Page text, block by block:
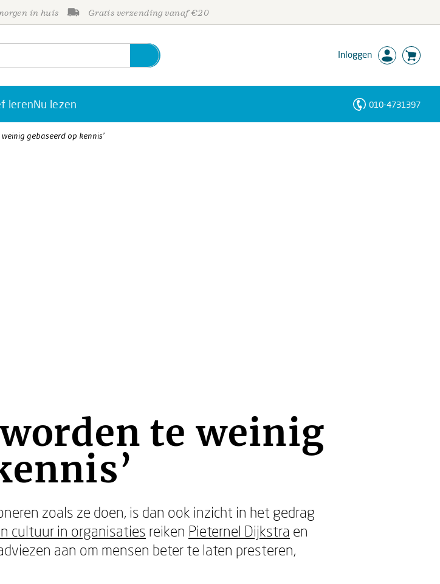
in huis Gratis verzending vanaf €20
Inloggen
lerenNu lezen 010-4731397
gebaseerd op kennis’
te weinig
zoals ze doen, is dan ook inzicht in het gedrag
cultuur in organisaties reiken Pieternel Dijkstra en
aan om mensen beter te laten presteren,
Personen